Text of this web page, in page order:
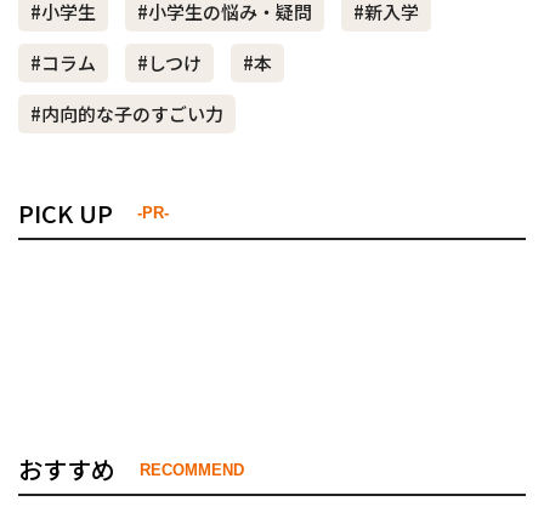
#小学生 #小学生の悩み・疑問
#新入学
#コラム
#しつけ
#本
#内向的な子のすごい力
PICK UP -PR-
おすすめ RECOMMEND